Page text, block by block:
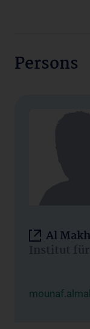
Persons
Al
Institut für